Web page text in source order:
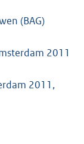
(BAG)
2011
2011,